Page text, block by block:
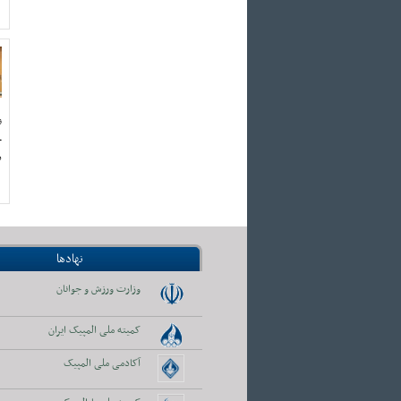
نهادها
وزارت ورزش و جوانان
کمیته ملی المپیک ایران
آکادمی ملی المپیک